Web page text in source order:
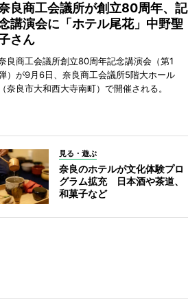
良商工会議所が創立80周年、記
講演会に「ホテル尾花」中野聖
さん
良商工会議所創立80周年記念講演会（第1
）が9月6日、奈良商工会議所5階大ホール
（奈良市大和西大寺南町）で開催される。
見る・遊ぶ
奈良のホテルが文化体験プロ
グラム拡充 日本酒や茶道、
和菓子など